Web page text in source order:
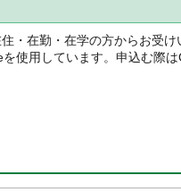
・在勤・在学の方からお受け
使用しています。申込む際は